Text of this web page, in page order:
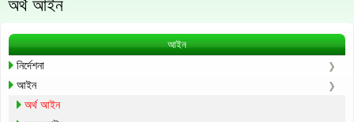
অর্থ আইন
আইন
নির্দেশনা
আইন
অর্থ আইন